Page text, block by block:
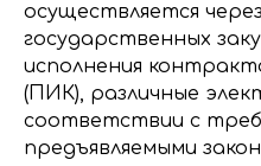
осуществляется
государственных
исполнения
(ПИК), различные
соответствии с
предъявляемыми